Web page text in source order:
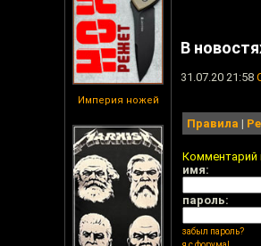
Империя ножей
В
31.07.20 21:58
Правила |
Комментарий
имя:
пароль:
забыл пароль?